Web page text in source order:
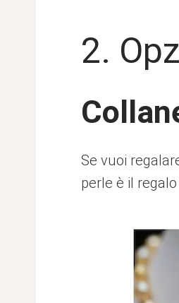
2.
Se vuoi
perle è il